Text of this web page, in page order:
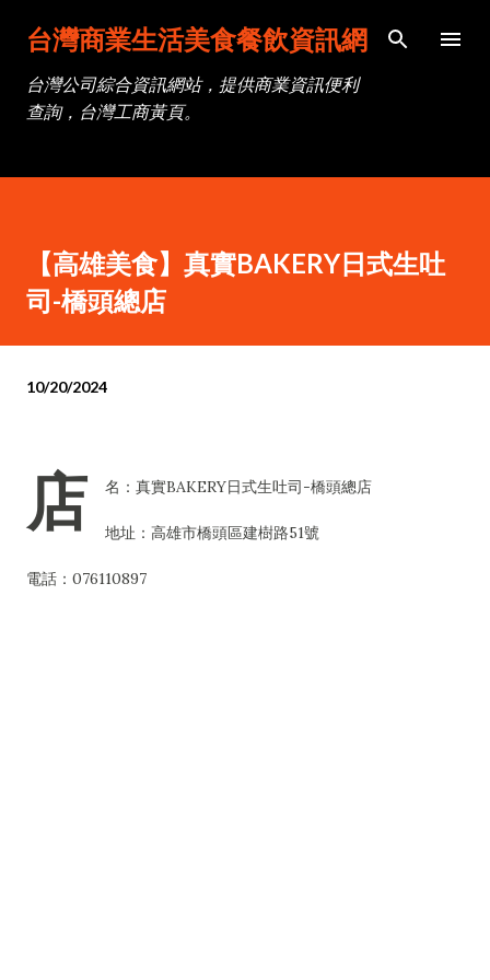
跳到主要內容
台灣商業生活美食餐飲資訊網
台灣公司綜合資訊網站，提供商業資訊便利
查詢，台灣工商黃頁。
【高雄美食】真實BAKERY日式生吐
司-橋頭總店
10/20/2024
店 名：真實BAKERY日式生吐司-橋頭總店
地址：高雄市橋頭區建樹路51號
電話：076110897